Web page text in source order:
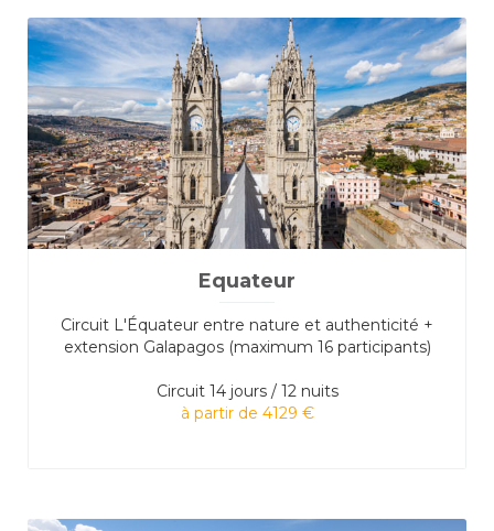
Equateur
Circuit L'Équateur entre nature et authenticité +
extension Galapagos (maximum 16 participants)
Circuit 14 jours / 12 nuits
à partir de 4129 €